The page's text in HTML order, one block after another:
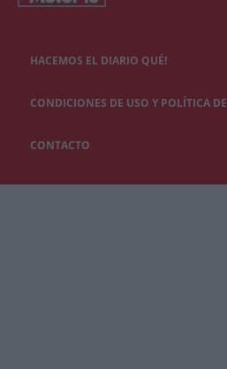
HACEMOS EL DIARIO QUÉ!
CONDICIONES DE USO Y POLÍTICA
CONTACTO